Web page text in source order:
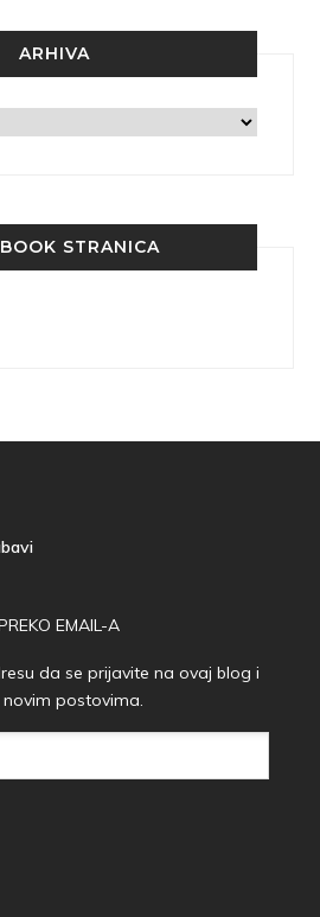
ARHIVA
STRANICA
EMAIL-A
da se prijavite na ovaj blog i
postovima.